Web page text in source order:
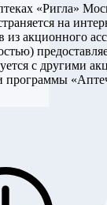
«Ригла»
на
из акционного
с другими
программы